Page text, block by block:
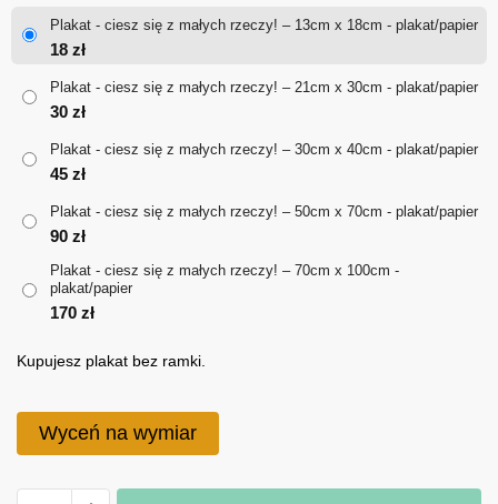
18 zł
Plakat - ciesz się z małych rzeczy! – 13cm x 18cm - plakat/papier
18 zł
Plakat - ciesz się z małych rzeczy! – 21cm x 30cm - plakat/papier
30 zł
Plakat - ciesz się z małych rzeczy! – 30cm x 40cm - plakat/papier
45 zł
Plakat - ciesz się z małych rzeczy! – 50cm x 70cm - plakat/papier
90 zł
Plakat - ciesz się z małych rzeczy! – 70cm x 100cm -
plakat/papier
170 zł
Kupujesz plakat bez ramki.
Wyceń na wymiar